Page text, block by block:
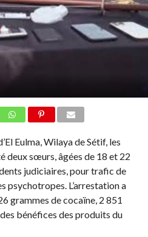
Eulma, Wilaya de Sétif, les
deux sœurs, âgées de 18 et 22
judiciaires, pour trafic de
psychotropes. L’arrestation a
grammes de cocaïne, 2 851
bénéfices des produits du